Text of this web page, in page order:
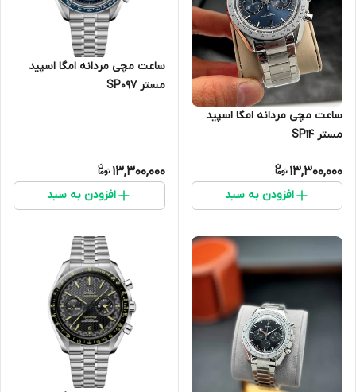
ساعت مچی مردانه امگا اسپید
مستر SP14
13,300,000
افزودن به سبد
ساعت مچی مردانه امگا اسپید
مستر SP097
13,300,000
افزودن به سبد